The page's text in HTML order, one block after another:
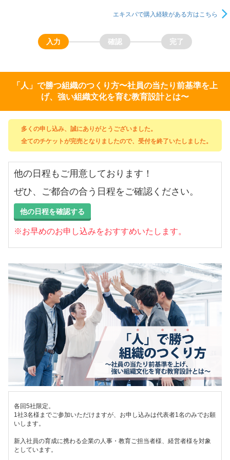
エキスパで購入経験がある方はこちら
「人」で勝つ組織のつくり方〜社員の当たり前基準を上
げ、強い組織文化を育む教育設計とは〜
多くの申し込み、誠にありがとうございました。
全てのチケットが完売となりましたので、受付を終了いたしました。
他の日程もご用意しております！
ぜひ、ご都合の合う日程をご確認ください。
他の日程を確認する
※お早めのお申し込みをおすすめいたします。
各回5社限定。
1社3名様までご参加いただけますが、お申し込みは代表者1名のみでお願
いします。
新入社員の育成に携わる企業の人事・教育ご担当者様、経営者様を対象
としています。